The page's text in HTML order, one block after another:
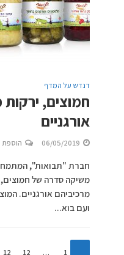
דנדש על המדף
חמוצים,
אורגניים
06/05/2019 הוספת
חברת "תבואות", המתמחה
משיקה סדרה של חמוצים,
מרכיביהם אורגניים.
ועם בוא...
1
…
12
12